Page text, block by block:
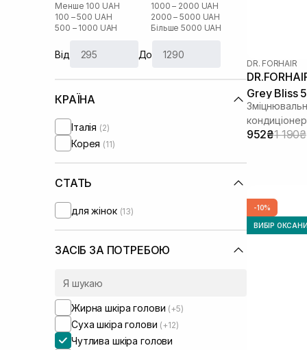
Менше 100 UAH
100 – 500 UAH
500 – 1000 UAH
1000 – 2000 UAH
2000 – 5000 UAH
Більше 5000 UAH
Від До
КРАЇНА
Італія (2)
Корея (11)
СТАТЬ
для жінок (13)
ЗАСІБ ЗА ПОТРЕБОЮ
Жирна шкіра голови (+5)
Суха шкіра голови (+12)
Чутлива шкіра голови
DR. FORHAIR
Grey Bliss
волосся
952₴1 190₴
-10%
ВИБІР ОКСАНИ